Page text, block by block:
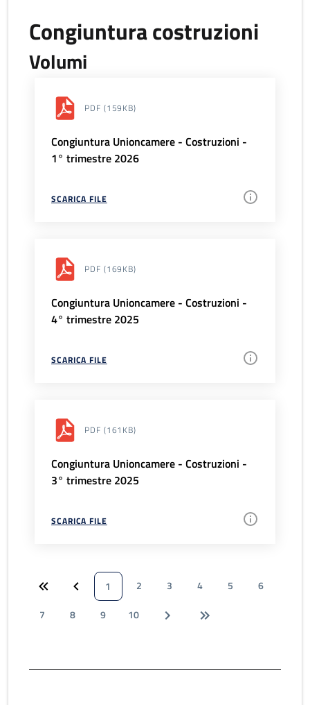
Congiuntura costruzioni
Volumi
PDF (159KB)
Congiuntura Unioncamere - Costruzioni -
1° trimestre 2026
SCARICA FILE
PDF (169KB)
Congiuntura Unioncamere - Costruzioni -
4° trimestre 2025
SCARICA FILE
PDF (161KB)
Congiuntura Unioncamere - Costruzioni -
3° trimestre 2025
SCARICA FILE
1 2 3 4 5
6
7
8 9 10